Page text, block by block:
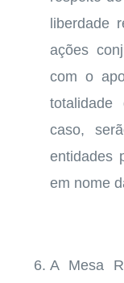
liberdade
ações
com o
totalidade
caso,
entidades
em nome
A Mesa